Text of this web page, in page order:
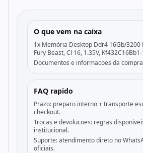
O que vem na caixa
1x Memória Desktop Ddr4 16Gb/3200
Fury Beast, Cl 16, 1.35V,
Documentos e informacoes da
FAQ rapido
Prazo: preparo interno + transporte
checkout.
Trocas e devolucoes: regras
institucional.
Suporte: atendimento direto no
oficiais.